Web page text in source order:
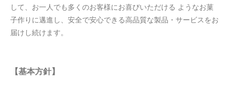
安全・安心への取り組みについて
して、お一人でも多くのお客様にお喜びいただける ようなお菓
子作りに邁進し、安全で安心できる高品質な製品・サービスをお
届けし続けます。
【基本方針】